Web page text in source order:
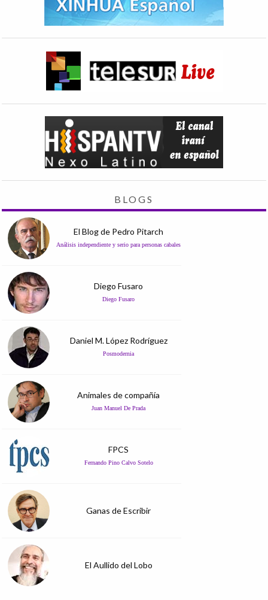
BLOGS
El Blog de Pedro Pitarch
Análisis independiente y serio para personas cabales
Diego Fusaro
Diego Fusaro
Daniel M. López Rodríguez
Posmodernia
Animales de compañía
Juan Manuel De Prada
FPCS
Fernando Pino Calvo Sotelo
Ganas de Escribir
El Aullido del Lobo